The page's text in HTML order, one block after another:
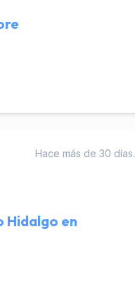
Hace más de 30 días.
Hidalgo en